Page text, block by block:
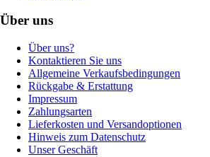
Über uns
Über uns?
Kontaktieren Sie uns
Allgemeine Verkaufsbedingungen
Rückgabe & Erstattung
Impressum
Zahlungsarten
Lieferkosten und Versandoptionen
Hinweis zum Datenschutz
Unser Geschäft